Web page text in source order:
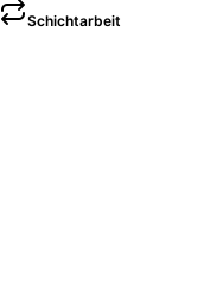
Schichtarbeit